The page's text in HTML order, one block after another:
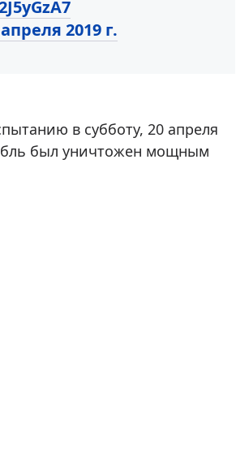
2019 г.
в субботу, 20 апреля
был уничтожен мощным